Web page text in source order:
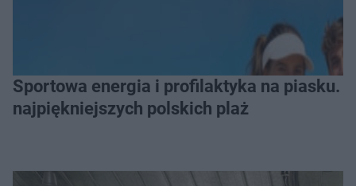
Sportowa energia i profilaktyka na piasku. Baltic Tour Medicover Sport odwiedzi 10
najpiękniejszych polskich plaż